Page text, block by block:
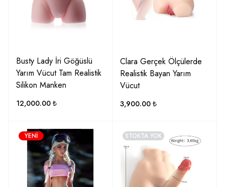
Busty Lady İri Göğüslü
Yarım Vücut Tam Realistik
Silikon Manken
12,000.00 ₺
Clara Gerçek Ölçülerde
Realistik Bayan Yarım
Vücut
3,900.00 ₺
YENI STOKTA YOK